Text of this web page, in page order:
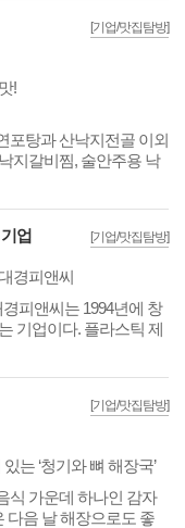
[기업/맛집탐방]
!
포탕과 산낙지전골 이외
지갈비찜, 술안주용 낙
[기업/맛집탐방]
업
경피앤씨
피앤씨는 1994년에 창
기업이다. 플라스틱 제
[기업/맛집탐방]
는 ‘청기와 뼈 해장국’
식 가운데 하나인 감자
다음 날 해장으로도 좋